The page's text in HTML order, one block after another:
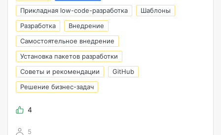
Прикладная low-code-разработка
Шаблоны
Разработка
Внедрение
Самостоятельное внедрение
Установка пакетов разработки
Советы и рекомендации
GitHub
Решение бизнес-задач
4
5